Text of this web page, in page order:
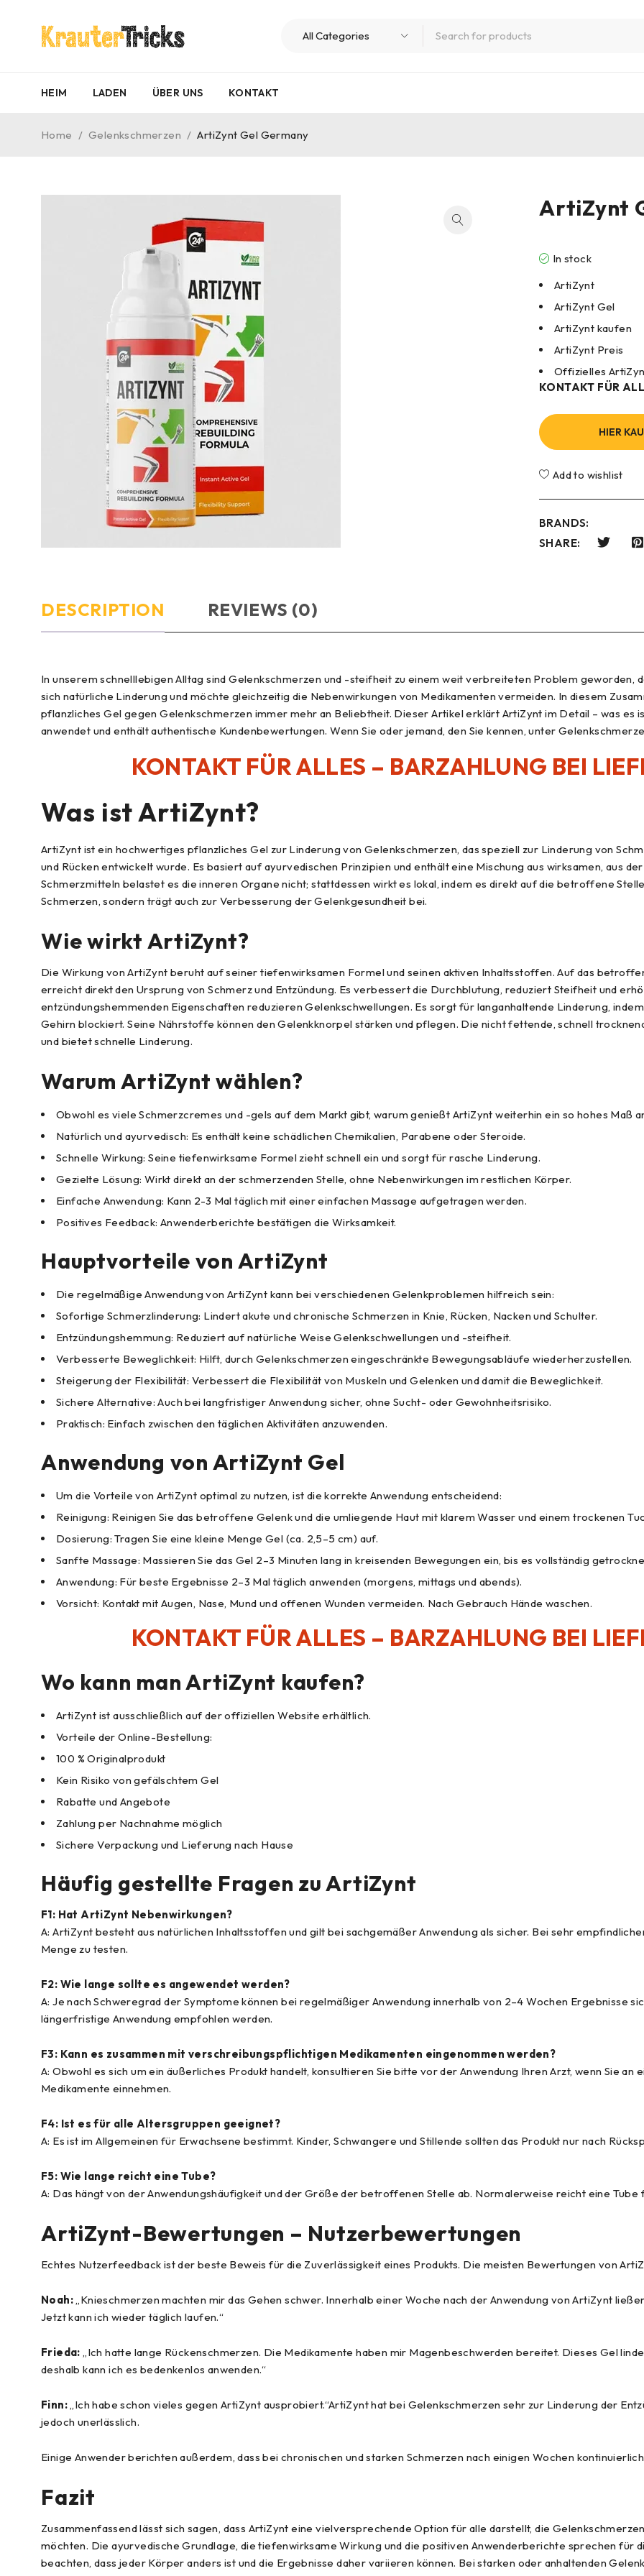
HEIM LADEN ÜBER UNS KONTAKT
Home / Gelenkschmerzen / ArtiZynt Gel Germany
ArtiZynt
In stock
ArtiZynt
ArtiZynt Gel
ArtiZynt kaufen
ArtiZynt Preis
Offizielles
KONTAKT FÜR
HIER
Add to wishlist
BRANDS:
SHARE:
DESCRIPTION REVIEWS (0)
In unserem schnelllebigen Alltag sind Gelenkschmerzen und -steifheit zu einem weit verbreiteten Problem geworden,
sich natürliche Linderung und möchte gleichzeitig die Nebenwirkungen von Medikamenten vermeiden. In diesem
pflanzliches Gel gegen Gelenkschmerzen immer mehr an Beliebtheit. Dieser Artikel erklärt ArtiZynt im Detail – was es
anwendet und enthält authentische Kundenbewertungen. Wenn Sie oder jemand, den Sie kennen, unter
KONTAKT FÜR ALLES – BARZAHLUNG BEI
Was istArtiZynt?
ArtiZynt ist ein hochwertiges pflanzliches Gel zur Linderung von Gelenkschmerzen, das speziell zur Linderung von
und Rücken entwickelt wurde. Es basiert auf ayurvedischen Prinzipien und enthält eine Mischung aus wirksamen, aus
Schmerzmitteln belastet es die inneren Organe nicht; stattdessen wirkt es lokal, indem es direkt auf die betroffene
Schmerzen, sondern trägt auch zur Verbesserung der Gelenkgesundheit bei.
Wie wirkt ArtiZynt?
Die Wirkung von ArtiZynt beruht auf seiner tiefenwirksamen Formel und seinen aktiven Inhaltsstoffen. Auf das
erreicht direkt den Ursprung von Schmerz und Entzündung. Es verbessert die Durchblutung, reduziert Steifheit und
entzündungshemmenden Eigenschaften reduzieren Gelenkschwellungen. Es sorgt für langanhaltende Linderung,
Gehirn blockiert. Seine Nährstoffe können den Gelenkknorpel stärken und pflegen. Die nicht fettende, schnell
und bietet schnelle Linderung.
Warum ArtiZynt wählen?
Obwohl es viele Schmerzcremes und -gels auf dem Markt gibt, warum genießt ArtiZynt weiterhin ein so hohes Maß
Natürlich und ayurvedisch: Es enthält keine schädlichen Chemikalien, Parabene oder Steroide.
Schnelle Wirkung: Seine tiefenwirksame Formel zieht schnell ein und sorgt für rasche Linderung.
Gezielte Lösung: Wirkt direkt an der schmerzenden Stelle, ohne Nebenwirkungen im restlichen Körper.
Einfache Anwendung: Kann 2-3 Mal täglich mit einer einfachen Massage aufgetragen werden.
Positives Feedback: Anwenderberichte bestätigen die Wirksamkeit.
Hauptvorteile von ArtiZynt
Die regelmäßige Anwendung von ArtiZynt kann bei verschiedenen Gelenkproblemen hilfreich sein:
Sofortige Schmerzlinderung: Lindert akute und chronische Schmerzen in Knie, Rücken, Nacken und Schulter.
Entzündungshemmung: Reduziert auf natürliche Weise Gelenkschwellungen und -steifheit.
Verbesserte Beweglichkeit: Hilft, durch Gelenkschmerzen eingeschränkte Bewegungsabläufe wiederherzustellen.
Steigerung der Flexibilität: Verbessert die Flexibilität von Muskeln und Gelenken und damit die Beweglichkeit.
Sichere Alternative: Auch bei langfristiger Anwendung sicher, ohne Sucht- oder Gewohnheitsrisiko.
Praktisch: Einfach zwischen den täglichen Aktivitäten anzuwenden.
Anwendung von ArtiZynt Gel
Um die Vorteile von ArtiZynt optimal zu nutzen, ist die korrekte Anwendung entscheidend:
Reinigung: Reinigen Sie das betroffene Gelenk und die umliegende Haut mit klarem Wasser und einem trockenen
Dosierung: Tragen Sie eine kleine Menge Gel (ca. 2,5–5 cm) auf.
Sanfte Massage: Massieren Sie das Gel 2–3 Minuten lang in kreisenden Bewegungen ein, bis es vollständig
Anwendung: Für beste Ergebnisse 2–3 Mal täglich anwenden (morgens, mittags und abends).
Vorsicht: Kontakt mit Augen, Nase, Mund und offenen Wunden vermeiden. Nach Gebrauch Hände waschen.
KONTAKT FÜR ALLES – BARZAHLUNG BEI
Wo kann man ArtiZynt kaufen?
ArtiZynt ist ausschließlich auf der offiziellen Website erhältlich.
Vorteile der Online-Bestellung:
100 % Originalprodukt
Kein Risiko von gefälschtem Gel
Rabatte und Angebote
Zahlung per Nachnahme möglich
Sichere Verpackung und Lieferung nach Hause
Häufig gestellte Fragen zu ArtiZynt
F1: Hat ArtiZynt Nebenwirkungen?
A: ArtiZynt besteht aus natürlichen Inhaltsstoffen und gilt bei sachgemäßer Anwendung als sicher. Bei sehr
Menge zu testen.
F2: Wie lange sollte es angewendet werden?
A: Je nach Schweregrad der Symptome können bei regelmäßiger Anwendung innerhalb von 2–4 Wochen Ergebnisse
längerfristige Anwendung empfohlen werden.
F3: Kann es zusammen mit verschreibungspflichtigen Medikamenten eingenommen werden?
A: Obwohl es sich um ein äußerliches Produkt handelt, konsultieren Sie bitte vor der Anwendung Ihren Arzt, wenn Sie
Medikamente einnehmen.
F4: Ist es für alle Altersgruppen geeignet?
A: Es ist im Allgemeinen für Erwachsene bestimmt. Kinder, Schwangere und Stillende sollten das Produkt nur nach
F5: Wie lange reicht eine Tube?
A: Das hängt von der Anwendungshäufigkeit und der Größe der betroffenen Stelle ab. Normalerweise reicht eine Tube
ArtiZynt-Bewertungen – Nutzerbewertungen
Echtes Nutzerfeedback ist der beste Beweis für die Zuverlässigkeit eines Produkts. Die meisten Bewertungen von
Noah:„Knieschmerzen machten mir das Gehen schwer. Innerhalb einer Woche nach der Anwendung von ArtiZynt
Jetzt kann ich wieder täglich laufen.“
Frieda: „Ich hatte lange Rückenschmerzen. Die Medikamente haben mir Magenbeschwerden bereitet. Dieses Gel
deshalb kann ich es bedenkenlos anwenden.“
Finn:„Ich habe schon vieles gegen ArtiZynt ausprobiert.“ArtiZynt hat bei Gelenkschmerzen sehr zur Linderung der
jedoch unerlässlich.
Einige Anwender berichten außerdem, dass bei chronischen und starken Schmerzen nach einigen Wochen
Fazit
Zusammenfassend lässt sich sagen, dass ArtiZynt eine vielversprechende Option für alle darstellt, die
möchten. Die ayurvedische Grundlage, die tiefenwirksame Wirkung und die positiven Anwenderberichte sprechen für
beachten, dass jeder Körper anders ist und die Ergebnisse daher variieren können. Bei starken oder anhaltenden